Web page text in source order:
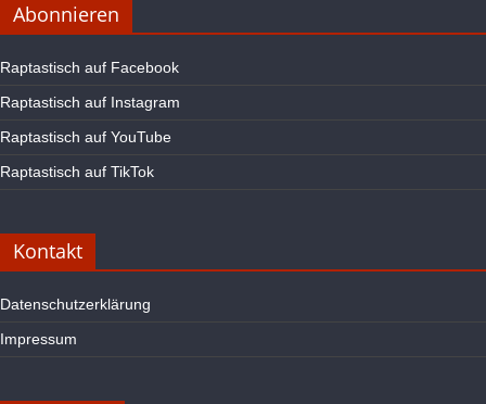
Abonnieren
Raptastisch auf Facebook
Raptastisch auf Instagram
Raptastisch auf YouTube
Raptastisch auf TikTok
Kontakt
Datenschutzerklärung
Impressum